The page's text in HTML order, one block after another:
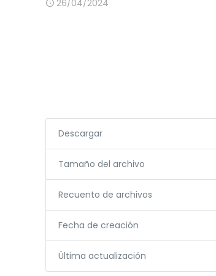
26/04/2024
Descargar
Tamaño del archivo
Recuento de archivos
Fecha de creación
Última actualización